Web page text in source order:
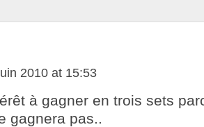
2010 at 15:53
à gagner en trois sets
gagnera pas..